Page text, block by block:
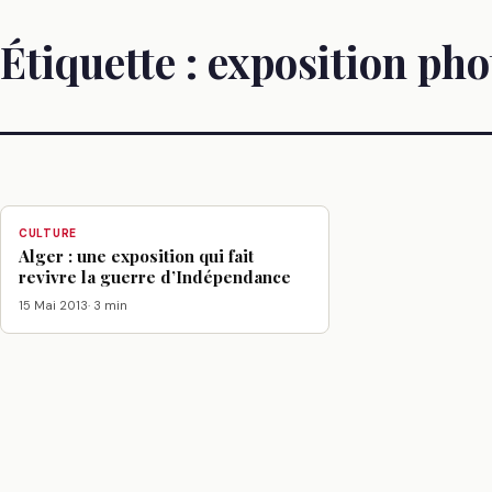
Étiquette : exposition
CULTURE
Alger : une exposition qui fait
revivre la guerre d’Indépendance
15 Mai 2013· 3 min